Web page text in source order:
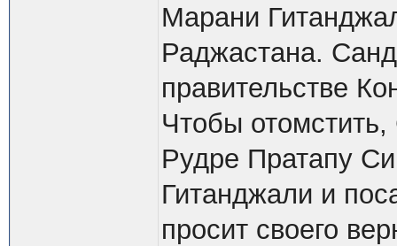
Марани
Раджастана.
правительстве
Чтобы
Рудре Пратапу
Гитанджали и
просит своего